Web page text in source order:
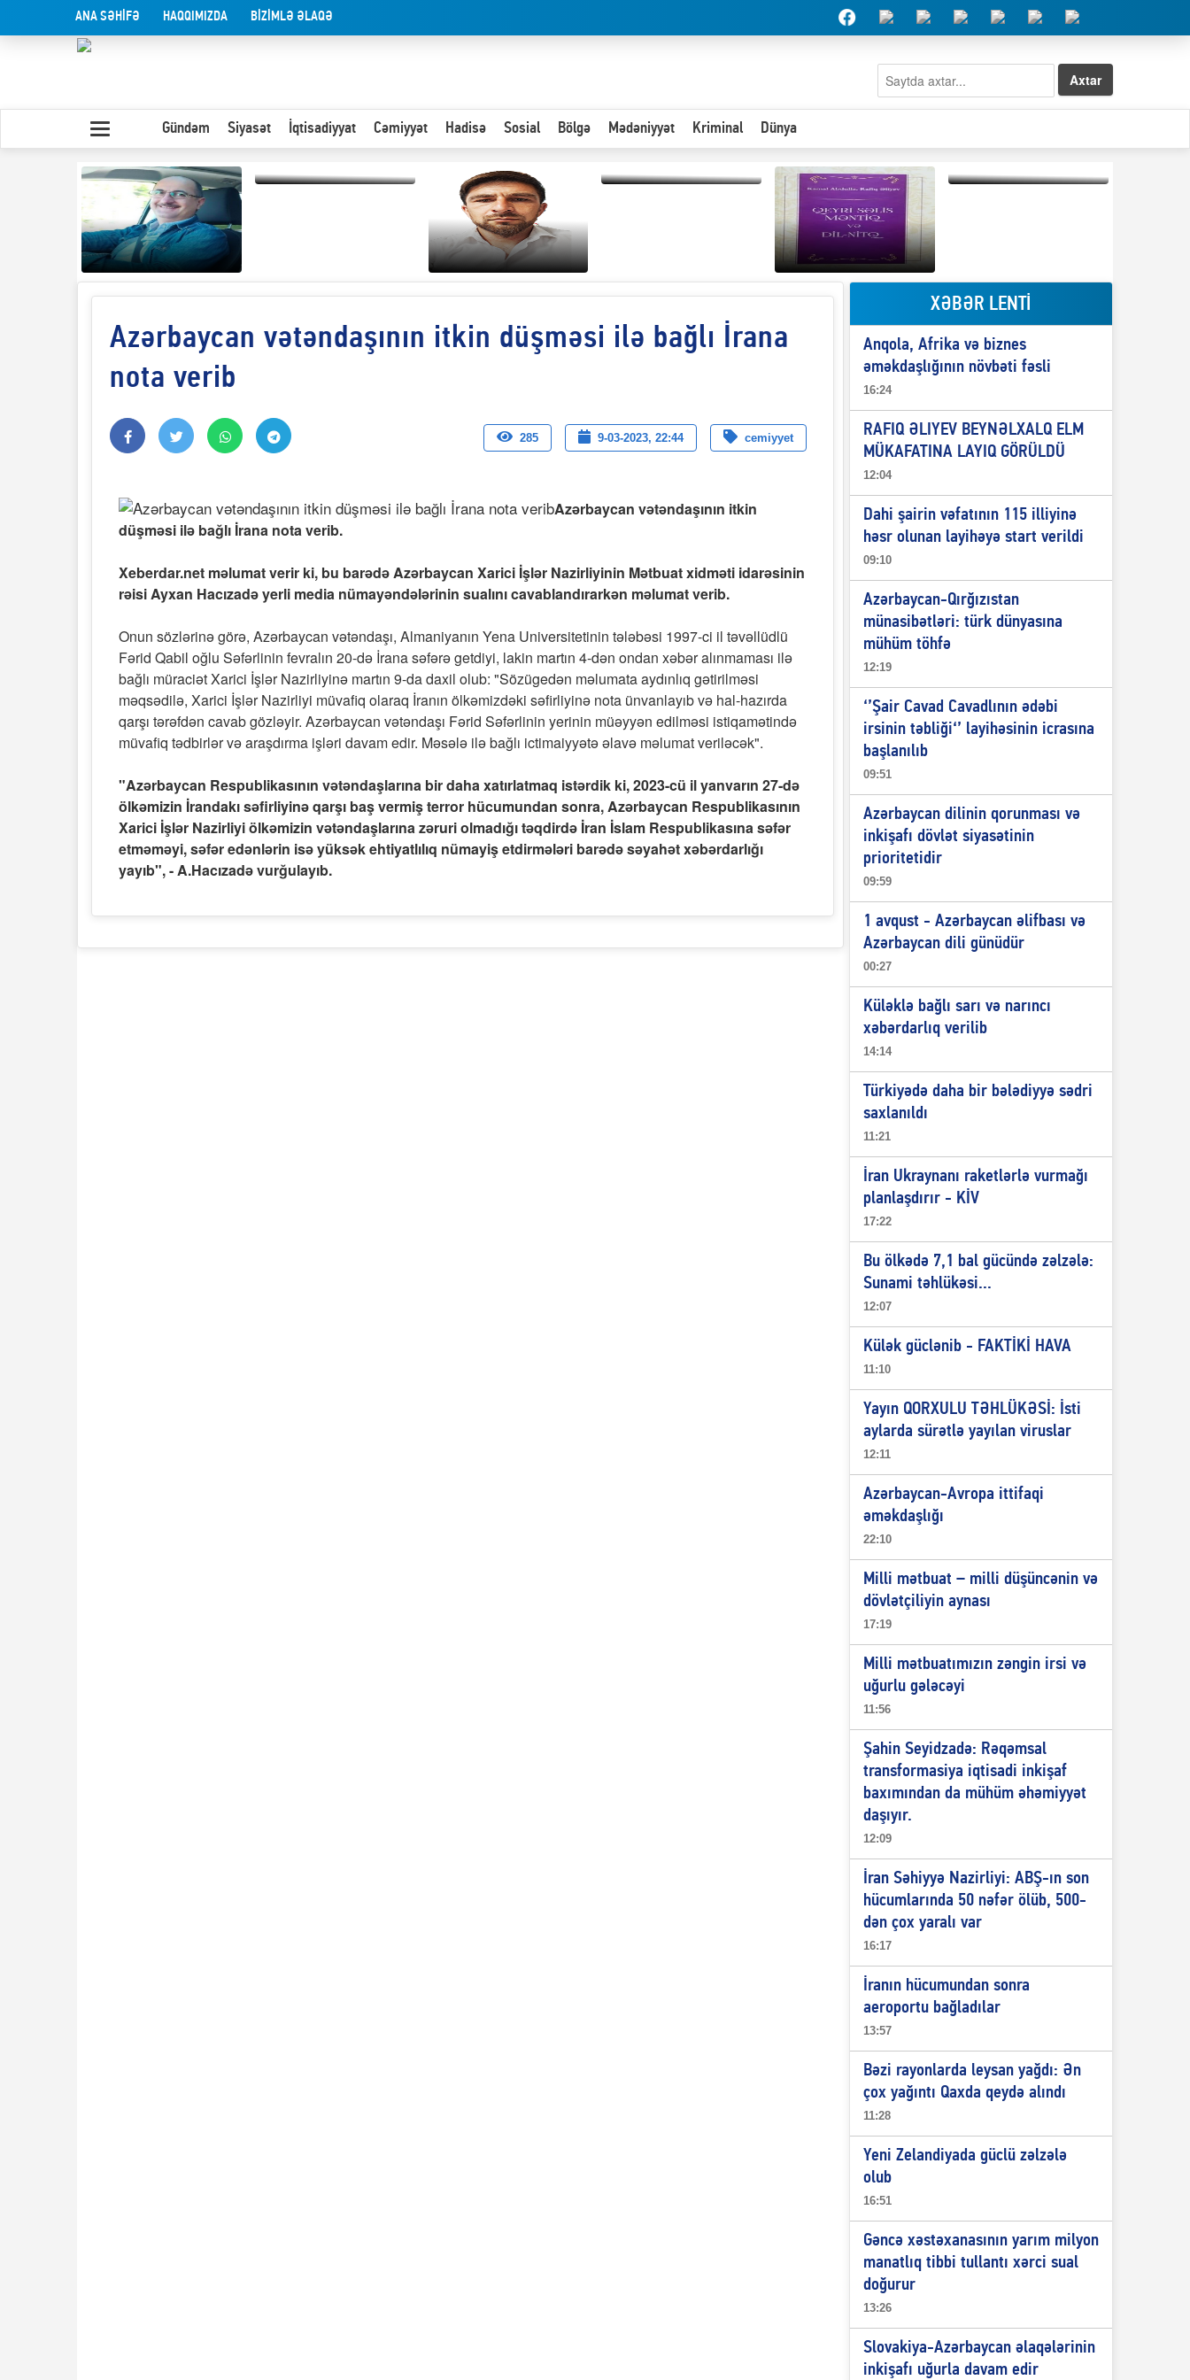
ANA SƏHİFƏ HAQQIMIZDA BİZİMLƏ ƏLAQƏ
Axtar
Gündəm Siyasət İqtisadiyyat Cəmiyyət Hadisə Sosial Bölgə Mədəniyyət Kriminal Dünya
Yaxın Şərqdəki
müharibənin qısa
Paytaxta giriş vizası —
"Xoş gəldin, cibində
“Qeyri-səlis məntiq və
dil-nitq” elmimizə
Azərbaycan vətəndaşının itkin düşməsi ilə bağlı İrana
nota verib
285 9-03-2023, 22:44 cemiyyet
Azərbaycan vətəndaşının itkin
düşməsi ilə bağlı İrana nota verib.
Xeberdar.net məlumat verir ki, bu barədə Azərbaycan Xarici İşlər Nazirliyinin Mətbuat xidməti idarəsinin
rəisi Ayxan Hacızadə yerli media nümayəndələrinin sualını cavablandırarkən məlumat verib.
Onun sözlərinə görə, Azərbaycan vətəndaşı, Almaniyanın Yena Universitetinin tələbəsi 1997-ci il təvəllüdlü
Fərid Qabil oğlu Səfərlinin fevralın 20-də İrana səfərə getdiyi, lakin martın 4-dən ondan xəbər alınmaması ilə
bağlı müraciət Xarici İşlər Nazirliyinə martın 9-da daxil olub: "Sözügedən məlumata aydınlıq gətirilməsi
məqsədilə, Xarici İşlər Nazirliyi müvafiq olaraq İranın ölkəmizdəki səfirliyinə nota ünvanlayıb və hal-hazırda
qarşı tərəfdən cavab gözləyir. Azərbaycan vətəndaşı Fərid Səfərlinin yerinin müəyyən edilməsi istiqamətində
müvafiq tədbirlər və araşdırma işləri davam edir. Məsələ ilə bağlı ictimaiyyətə əlavə məlumat veriləcək".
"Azərbaycan Respublikasının vətəndaşlarına bir daha xatırlatmaq istərdik ki, 2023-cü il yanvarın 27-də
ölkəmizin İrandakı səfirliyinə qarşı baş vermiş terror hücumundan sonra, Azərbaycan Respublikasının
Xarici İşlər Nazirliyi ölkəmizin vətəndaşlarına zəruri olmadığı təqdirdə İran İslam Respublikasına səfər
etməməyi, səfər edənlərin isə yüksək ehtiyatlılıq nümayiş etdirmələri barədə səyahət xəbərdarlığı
yayıb", - A.Hacızadə vurğulayıb.
XƏBƏR LENTİ
Anqola, Afrika və biznes
əməkdaşlığının növbəti fəsli
16:24
RAFIQ ƏLIYEV BEYNƏLXALQ ELM
MÜKAFATINA LAYIQ GÖRÜLDÜ
12:04
Dahi şairin vəfatının 115 illiyinə
həsr olunan layihəyə start verildi
09:10
Azərbaycan-Qırğızıstan
münasibətləri: türk dünyasına
mühüm töhfə
12:19
‘’Şair Cavad Cavadlının ədəbi
irsinin təbliği‘’ layihəsinin icrasına
başlanılıb
09:51
Azərbaycan dilinin qorunması və
inkişafı dövlət siyasətinin
prioritetidir
09:59
1 avqust - Azərbaycan əlifbası və
Azərbaycan dili günüdür
00:27
Küləklə bağlı sarı və narıncı
xəbərdarlıq verilib
14:14
Türkiyədə daha bir bələdiyyə sədri
saxlanıldı
11:21
İran Ukraynanı raketlərlə vurmağı
planlaşdırır - KİV
17:22
Bu ölkədə 7,1 bal gücündə zəlzələ:
Sunami təhlükəsi...
12:07
Külək güclənib - FAKTİKİ HAVA
11:10
Yayın QORXULU TƏHLÜKƏSİ: İsti
aylarda sürətlə yayılan viruslar
12:11
Azərbaycan-Avropa ittifaqi
əməkdaşlığı
22:10
Milli mətbuat – milli düşüncənin və
dövlətçiliyin aynası
17:19
Milli mətbuatımızın zəngin irsi və
uğurlu gələcəyi
11:56
Şahin Seyidzadə: Rəqəmsal
transformasiya iqtisadi inkişaf
baxımından da mühüm əhəmiyyət
daşıyır.
12:09
İran Səhiyyə Nazirliyi: ABŞ-ın son
hücumlarında 50 nəfər ölüb, 500-
dən çox yaralı var
16:17
İranın hücumundan sonra
aeroportu bağladılar
13:57
Bəzi rayonlarda leysan yağdı: Ən
çox yağıntı Qaxda qeydə alındı
11:28
Yeni Zelandiyada güclü zəlzələ
olub
16:51
Gəncə xəstəxanasının yarım milyon
manatlıq tibbi tullantı xərci sual
doğurur
13:26
Slovakiya-Azərbaycan əlaqələrinin
inkişafı uğurla davam edir